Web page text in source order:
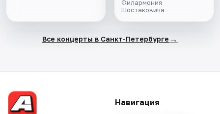
Филармония
Шостаковича
Все концерты в Санкт-Петербурге →
Навигация